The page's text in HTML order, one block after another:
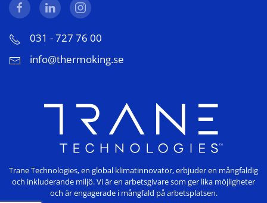
031 - 727 76 00
info@thermoking.se
Trane Technologies, en global klimatinnovatör, erbjuder en mångfaldig
och inkluderande miljö. Vi är en arbetsgivare som ger lika möjligheter
och är engagerade i mångfald på arbetsplatsen.